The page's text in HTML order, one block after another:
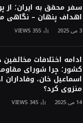
سفر محقق به ایران؛
اهداف پنهان – نگاهی
3 می 2025 355
VIEWS
ادامه اختلافات مخالفین
کشور؛ چرا شورای
اسماعیل خان،
منزوی کرد؟
14 می 2025 345
VIEWS